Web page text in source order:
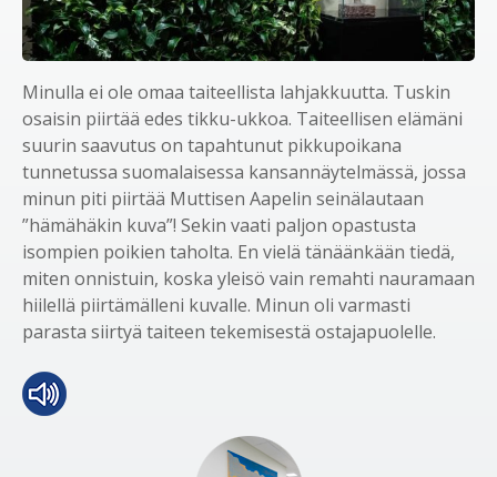
Minulla ei ole omaa taiteellista lahjakkuutta. Tuskin
osaisin piirtää edes tikku-ukkoa. Taiteellisen elämäni
suurin saavutus on tapahtunut pikkupoikana
tunnetussa suomalaisessa kansannäytelmässä, jossa
minun piti piirtää Muttisen Aapelin seinälautaan
”hämähäkin kuva”! Sekin vaati paljon opastusta
isompien poikien taholta. En vielä tänäänkään tiedä,
miten onnistuin, koska yleisö vain remahti nauramaan
hiilellä piirtämälleni kuvalle. Minun oli varmasti
parasta siirtyä taiteen tekemisestä ostajapuolelle.